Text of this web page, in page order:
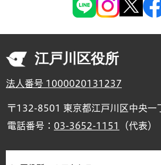
江戸川区役所
法人番号 1000020131237
〒132-8501 東京都江戸川区中央一
電話番号： 03-3652-1151 （代表）